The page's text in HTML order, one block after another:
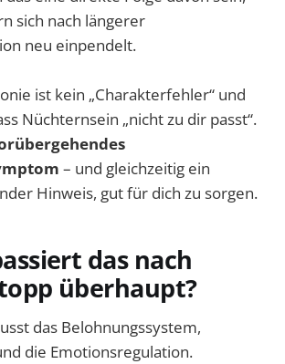
sich nach längerer
neu einpendelt.
ist kein „Charakterfehler“ und
Nüchternsein „nicht zu dir passt“.
– und gleichzeitig ein
Hinweis, gut für dich zu sorgen.
das nach
überhaupt?
das Belohnungssystem,
die Emotionsregulation.